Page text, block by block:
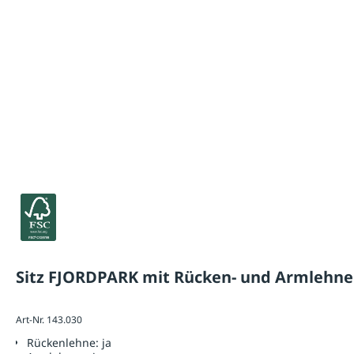
Sitz FJORDPARK mit Rücken- und
Art-Nr. 143.030
Rückenlehne: ja